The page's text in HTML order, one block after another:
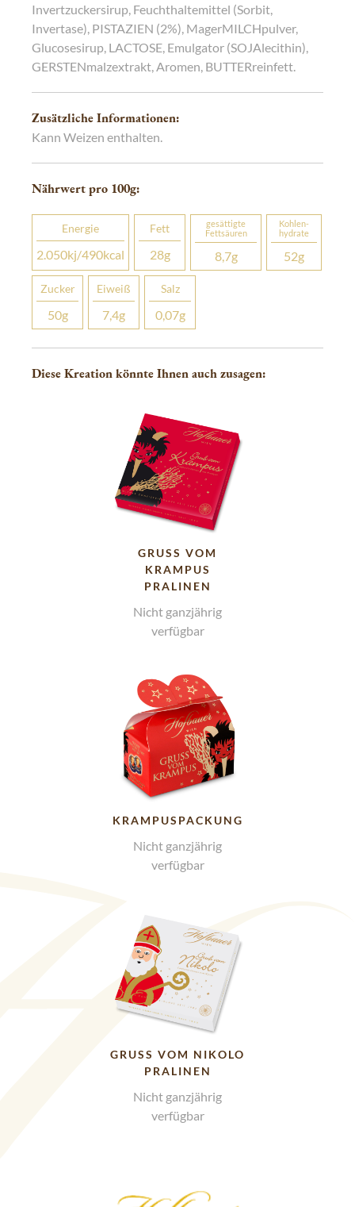
Invertzuckersirup, Feuchthaltemittel (Sorbit,
Invertase), PISTAZIEN (2%), MagerMILCHpulver,
Glucosesirup, LACTOSE, Emulgator (SOJAlecithin),
GERSTENmalzextrakt, Aromen, BUTTERreinfett.
Zusätzliche Informationen:
Kann Weizen enthalten.
Nährwert pro 100g:
Energie
2.050kj/490kcal
Fett
28g
gesättigte
Fettsäuren
8,7g
Kohlen­­
hydrate
52g
Zucker
50g
Eiweiß
7,4g
Salz
0,07g
Diese Kreation könnte Ihnen auch zusagen:
GRUSS VOM K
RAMPUS P
RALINEN
Nicht ganzjährig
verfügbar
KRAMPUSPACKUNG
Nicht ganzjährig
verfügbar
GRUSS VOM NIKOLO P
RALINEN
Nicht ganzjährig
verfügbar